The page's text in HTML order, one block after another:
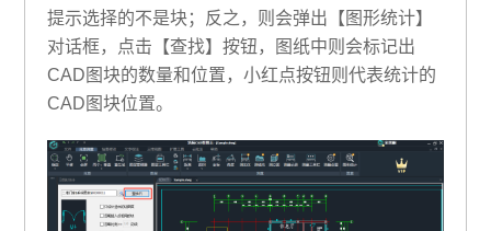
提示选择的不是块；反之，则会弹出【图形统计】
对话框，点击【查找】按钮，图纸中则会标记出
CAD图块的数量和位置，小红点按钮则代表统计的
CAD图块位置。